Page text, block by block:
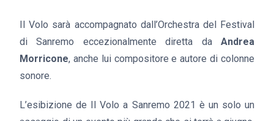
Il Volo sarà accompagnato dall’Orchestra del Festival
di Sanremo eccezionalmente diretta da Andrea
Morricone, anche lui compositore e autore di colonne
sonore.
L’esibizione de Il Volo a Sanremo 2021 è un solo un